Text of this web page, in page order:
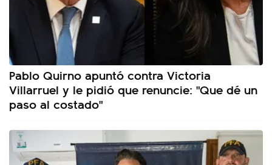
Pablo Quirno apuntó contra Victoria
Villarruel y le pidió que renuncie: "Que dé un
paso al costado"